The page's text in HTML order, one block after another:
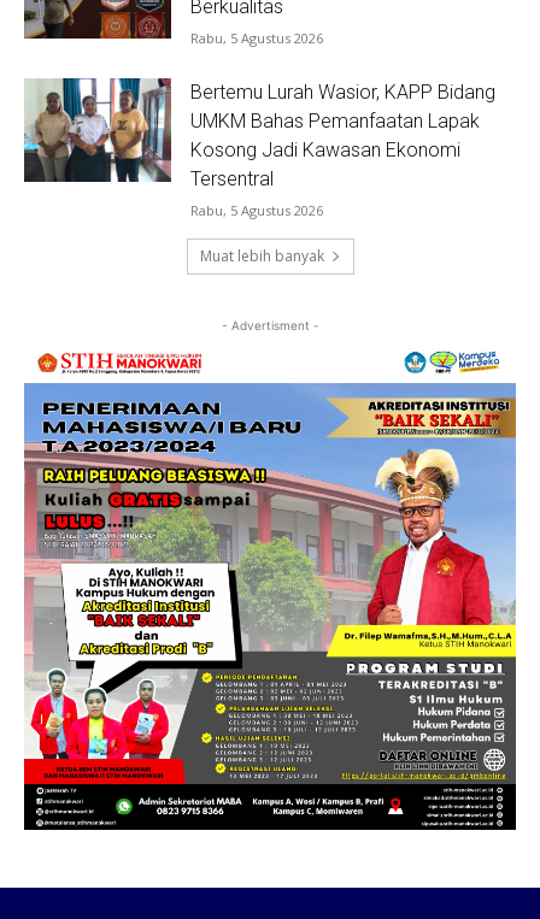
Berkualitas
Rabu, 5 Agustus 2026
Bertemu Lurah Wasior, KAPP Bidang
UMKM Bahas Pemanfaatan Lapak
Kosong Jadi Kawasan Ekonomi
Tersentral
Rabu, 5 Agustus 2026
Muat lebih banyak
- Advertisment -